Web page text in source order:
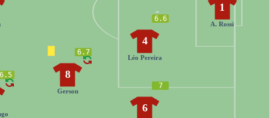
1
A. Rossi
7
6
6.6
4
Léo Pereira
6.7
8
Gerson
6.5